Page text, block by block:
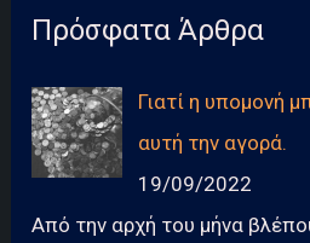
Πρόσφατα Άρθρα
Γιατί η υπομονή
αυτή την αγορά.
19/09/2022
Από την αρχή του μήνα